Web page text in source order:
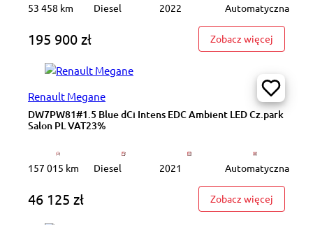
53 458 km Diesel 2022 Automatyczna
195 900 zł Zobacz więcej
Renault Megane
DW7PW81#1.5 Blue dCi Intens EDC Ambient LED Cz.park
Salon PL VAT23%
157 015 km Diesel 2021 Automatyczna
46 125 zł Zobacz więcej